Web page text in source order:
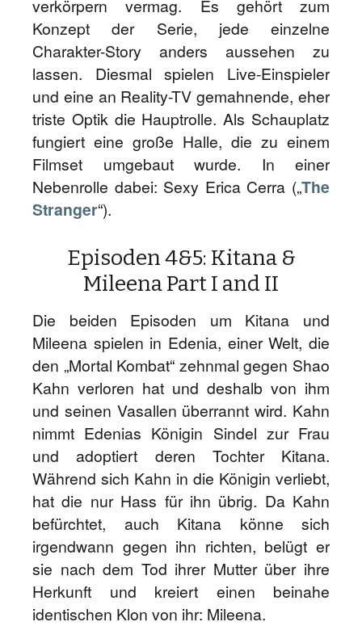
verkörpern vermag. Es gehört zum
Konzept der Serie, jede einzelne
Charakter-Story anders aussehen zu
lassen. Diesmal spielen Live-Einspieler
und eine an Reality-TV gemahnende, eher
triste Optik die Hauptrolle. Als Schauplatz
fungiert eine große Halle, die zu einem
Filmset umgebaut wurde. In einer
Nebenrolle dabei: Sexy Erica Cerra („The
Stranger“).
Episoden 4&5: Kitana &
Mileena Part I and II
Die beiden Episoden um Kitana und
Mileena spielen in Edenia, einer Welt, die
den „Mortal Kombat“ zehnmal gegen Shao
Kahn verloren hat und deshalb von ihm
und seinen Vasallen überrannt wird. Kahn
nimmt Edenias Königin Sindel zur Frau
und adoptiert deren Tochter Kitana.
Während sich Kahn in die Königin verliebt,
hat die nur Hass für ihn übrig. Da Kahn
befürchtet, auch Kitana könne sich
irgendwann gegen ihn richten, belügt er
sie nach dem Tod ihrer Mutter über ihre
Herkunft und kreiert einen beinahe
identischen Klon von ihr: Mileena.